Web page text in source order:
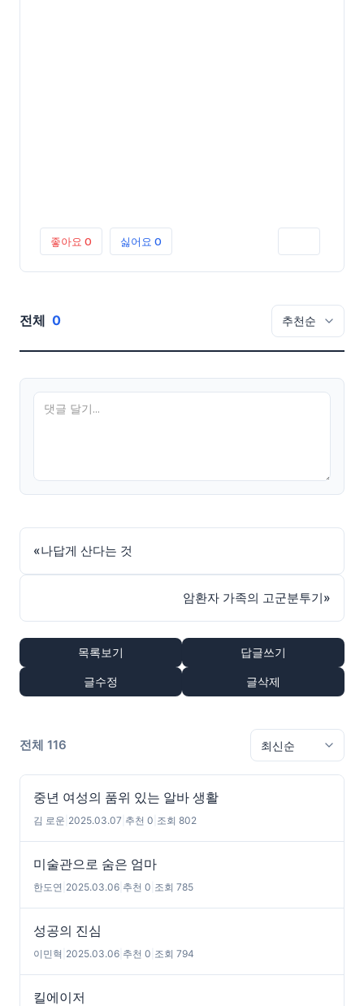
좋아요 0 싫어요 0
전체 0
«나답게 산다는 것
암환자 가족의 고군분투기»
목록보기 답글쓰기
글수정 글삭제
전체 116
중년 여성의 품위 있는 알바 생활
김 로운 2025.03.07 추천 0 조회 802
미술관으로 숨은 엄마
한도연 2025.03.06 추천 0 조회 785
성공의 진심
이민혁 2025.03.06 추천 0 조회 794
킬에이저